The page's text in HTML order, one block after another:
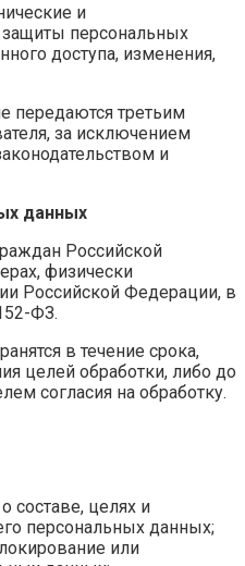
и
персональных
доступа, изменения,
передаются третьим
за исключением
и
данных
Российской
физически
Российской Федерации, в
ФЗ.
в течение срока,
целей обработки, либо до
согласия на обработку.
составе, целях и
персональных данных;
или